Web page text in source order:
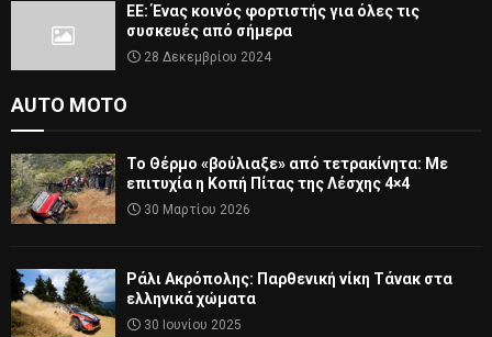
ΕΕ: Ένας κοινός φορτιστής για όλες τις
συσκευές από σήμερα
28 Δεκεμβρίου 2024
AUTO MOTO
Το Θέρμο «βούλιαξε» από τετρακίνητα: Με
επιτυχία η Κοπή Πίτας της Λέσχης 4×4
30 Μαρτίου 2026
Ράλι Ακρόπολης: Παρθενική νίκη Τάνακ στα
ελληνικά χώματα
30 Ιουνίου 2025